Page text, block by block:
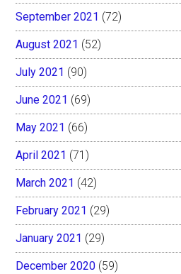
September 2021 (72)
August 2021 (52)
July 2021 (90)
June 2021 (69)
May 2021 (66)
April 2021 (71)
March 2021 (42)
February 2021 (29)
January 2021 (29)
December 2020 (59)